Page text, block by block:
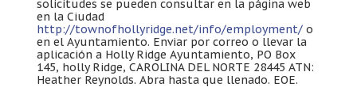
solicitudes se pueden consultar en la página web
en la Ciudad
http://townofhollyridge.net/info/employment/ o
en el Ayuntamiento. Enviar por correo o llevar la
aplicación a Holly Ridge Ayuntamiento, PO Box
145, holly Ridge, CAROLINA DEL NORTE 28445 ATN:
Heather Reynolds. Abra hasta que llenado. EOE.